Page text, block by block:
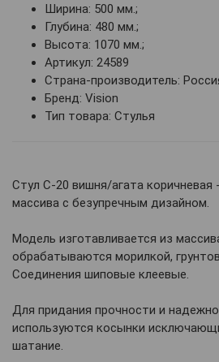
Ширина: 500 мм.;
Глубина: 480 мм.;
Высота: 1070 мм.;
Артикул: 24589
Страна-производитель:
Бренд: Vision
Тип товара: Стулья
Стул С-20 вишня/агата
массива с безупречным дизайном.
Модель изготавливается из
обрабатываются морилкой,
Соединения шиповые клеевые.
Для придания прочности и
используются косынки
шатание.